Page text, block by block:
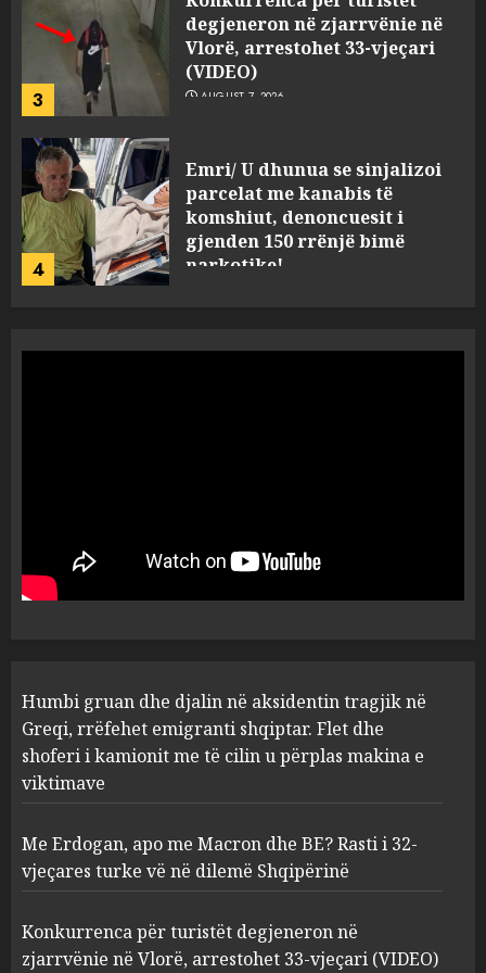
3
degjeneron në zjarrvënie në
Vlorë, arrestohet 33-vjeçari
(VIDEO)
AUGUST 7, 2026
4
Emri/ U dhunua se sinjalizoi
parcelat me kanabis të
komshiut, denoncuesit i
gjenden 150 rrënjë bimë
narkotike!
1
rrëfehet emigranti shqiptar.
Flet dhe shoferi i kamionit me
të cilin u përplas makina e
2
dhe BE? Rasti i 32-vjeçares
turke vë në dilemë Shqipërinë
AUGUST 7, 2026
3
Konkurrenca për turistët
degjeneron në zjarrvënie në
Vlorë, arrestohet 33-vjeçari
(VIDEO)
AUGUST 7, 2026
Humbi gruan dhe djalin në aksidentin tragjik në
Greqi, rrëfehet emigranti shqiptar. Flet dhe
shoferi i kamionit me të cilin u përplas makina e
viktimave
Me Erdogan, apo me Macron dhe BE? Rasti i 32-
vjeçares turke vë në dilemë Shqipërinë
Konkurrenca për turistët degjeneron në
zjarrvënie në Vlorë, arrestohet 33-vjeçari (VIDEO)